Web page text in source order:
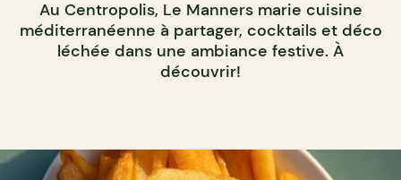
Au Centropolis, Le Manners marie cuisine
méditerranéenne à partager, cocktails et déco
léchée dans une ambiance festive. À
découvrir!